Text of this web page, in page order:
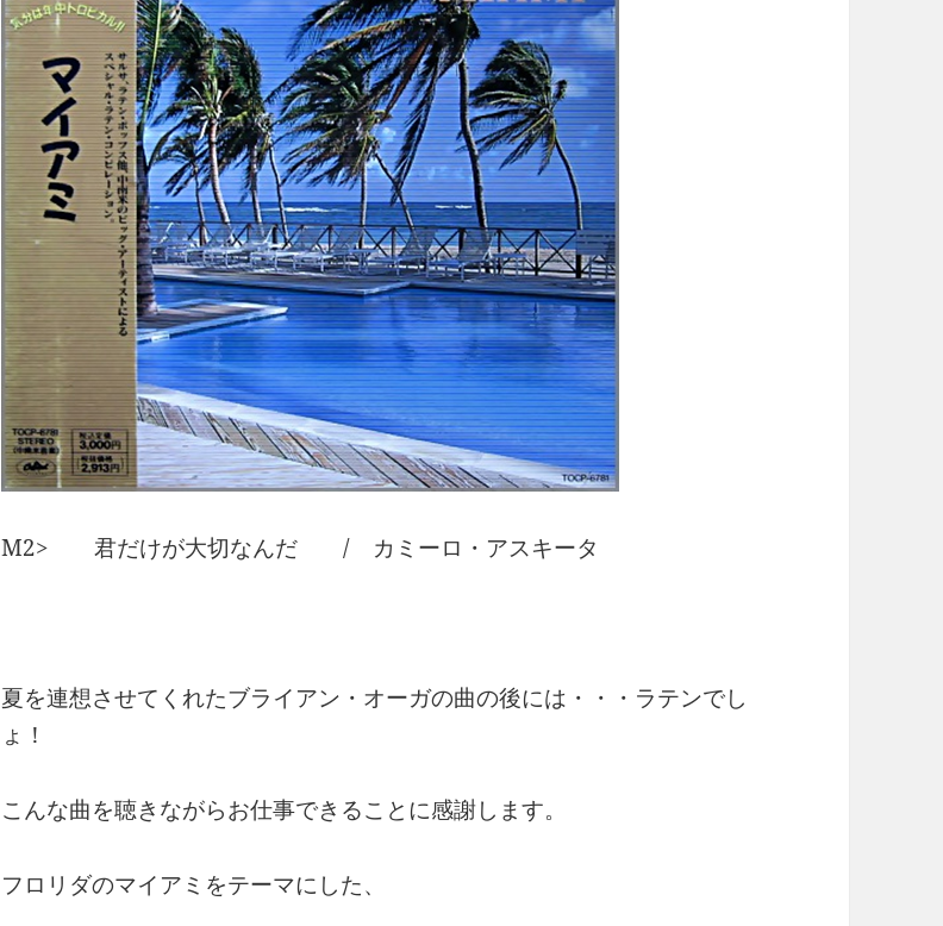
M2> 君だけが大切なんだ / カミーロ・アスキータ
夏を連想させてくれたブライアン・オーガの曲の後には・・・ラテンでし
ょ！
こんな曲を聴きながらお仕事できることに感謝します。
フロリダのマイアミをテーマにした、